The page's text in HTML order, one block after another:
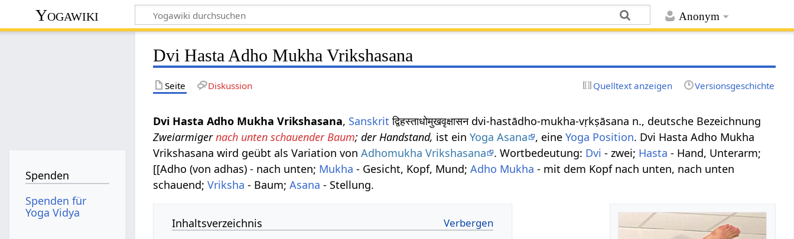
Anonym
Yogawiki
Dvi Hasta Adho Mukha Vrikshasana
Seite Diskussion Quelltext anzeigen Versionsgeschichte
Dvi Hasta Adho Mukha Vrikshasana, Sanskrit द्विहस्ताधोमुखवृक्षासन dvi-hastādho-mukha-vṛkṣāsana n., deutsche Bezeichnung
Zweiarmigernach unten schauender Baum; der Handstand, ist einYoga Asana , eineYoga Position. Dvi Hasta Adho Mukha
Vrikshasana wird geübt als Variation vonAdhomukha Vrikshasana . Wortbedeutung: Dvi - zwei; Hasta - Hand, Unterarm;
[[Adho (von adhas) - nach unten; Mukha - Gesicht, Kopf, Mund;Adho Mukha - mit dem Kopf nach unten, nach unten
schauend;Vriksha - Baum;Asana - Stellung.
Inhaltsverzeichnis
Spenden
Spenden für
Yoga Vidya